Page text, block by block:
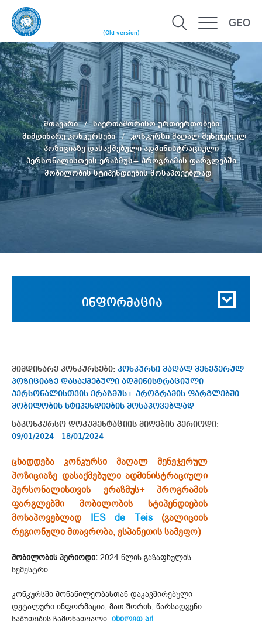
(Old version)
GEO
მთავარი
საერთაშორისო ურთიერთობები
მიმდინარე კონკურსები
კონკურსი მაღალ მენეჯერულ
პოზიციაზე დასაქმებული ადმინისტრაციული
პერსონალისთვის ერაზმუს+ პროგრამის ფარგლებში
მობილობის სტიპენდიების მოსაპოვებლად
ინფორმაცია
მიმდინარე კონკურსები: კონკურსი მაღალ მენეჯერულ
პოზიციაზე დასაქმებული ადმინისტრაციული
პერსონალისთვის ერაზმუს+ პროგრამის ფარგლებში
მობილობის სტიპენდიების მოსაპოვებლად
საკონკურსო დოკუმენტაციის მიღების პერიოდი:
09/01/2024 - 18/01/2024
ცხადდება კონკურსი მაღალ მენეჯერულ
პოზიციაზე დასაქმებული ადმინისტრაციული
პერსონალისთვის ერაზმუს+ პროგრამის
ფარგლებში მობილობის სტიპენდიების
მოსაპოვებლად IES de Teis (გალიციის
რეგიონული მთავრობა, ესპანეთის სამეფო)
მობილობის პერიოდი: 2024 წლის გაზაფხულის
სემესტრი
კონკურსში მონაწილეობასთან დაკავშირებული
დეტალური ინფორმაცია, მათ შორის, წარსადგენი